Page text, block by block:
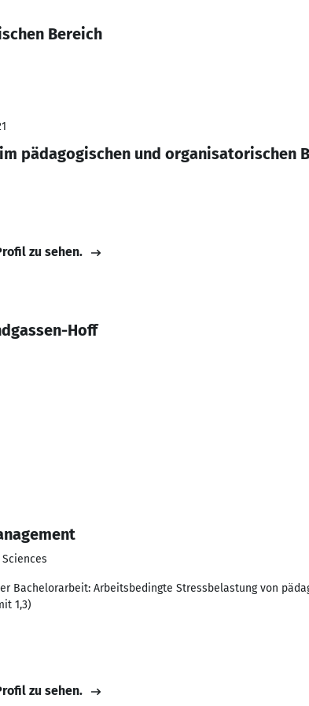
Bereich
pädagogischen und organisatorischen
zu sehen.
Hoff
Bachelorarbeit: Arbeitsbedingte Stressbelastung von
1,3)
zu sehen.